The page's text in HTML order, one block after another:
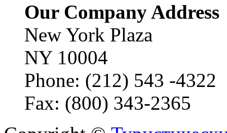
Our Company Address
New York Plaza
NY 10004
Phone: (212) 543 -4322
Fax: (800) 343-2365